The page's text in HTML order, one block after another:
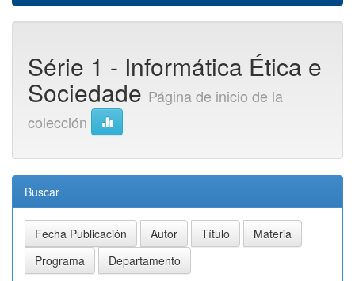
Série 1 - Informática Ética e
Sociedade Página de inicio de la
colección
Buscar